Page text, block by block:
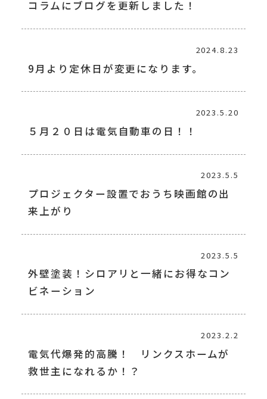
コラムにブログを更新しました！
2024.8.23
9月より定休日が変更になります。
2023.5.20
５月２０日は電気自動車の日！！
2023.5.5
プロジェクター設置でおうち映画館の出
来上がり
2023.5.5
外壁塗装！シロアリと一緒にお得なコン
ビネーション
2023.2.2
電気代爆発的高騰！ リンクスホームが
救世主になれるか！？